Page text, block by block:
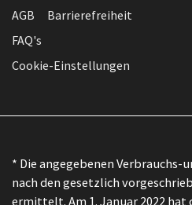
AGB
Barrierefreiheit
FAQ's
Cookie-Einstellungen
* Die angegebenen Verbrauchs-
nach den gesetzlich
ermittelt. Am 1. Januar 2022 hat